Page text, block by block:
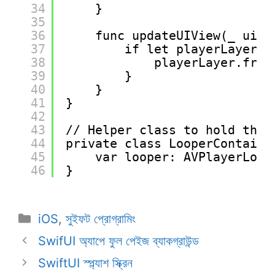
34
35
36
37
38
39
40
41
42
43
44
45
46
}
func updateUIView(_
if let playerLayer =
}
}
}
// Helper class to hold the
private class
var looper:
}
Categories
iOS, সুইফট প্রোগ্রামিং
SwifUI অ্যাপে ফুল পেইজ ব্যাকগ্রাউন্ড
SwiftUI স্প্ল্যাশ স্ক্রিন